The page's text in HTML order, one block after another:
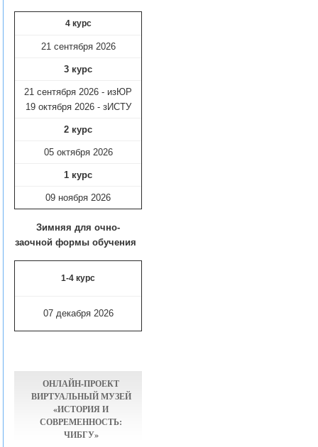
4 курс
21 сентября 2026
3 курс
21 сентября 2026 - изЮР
19 октября 2026 - зИСТУ
2 курс
05 октября 2026
1 курс
09 ноября 2026
Зимняя для очно-
заочной формы обучения
1-4 курс
07 декабря 2026
ОНЛАЙН-ПРОЕКТ
ВИРТУАЛЬНЫЙ МУЗЕЙ
«ИСТОРИЯ И
СОВРЕМЕННОСТЬ:
ЧИБГУ»